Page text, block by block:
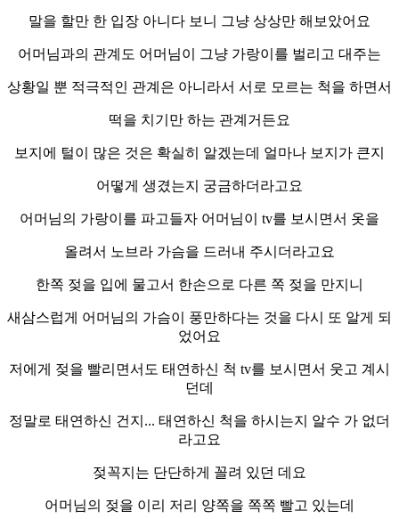
말을 할만 한 입장 아니다 보니 그냥 상상만 해보았어요
어머님과의 관계도 어머님이 그냥 가랑이를 벌리고 대주는
상황일 뿐 적극적인 관계은 아니라서 서로 모르는 척을 하면서
떡을 치기만 하는 관계거든요
보지에 털이 많은 것은 확실히 알겠는데 얼마나 보지가 큰지
어떻게 생겼는지 궁금하더라고요
어머님의 가랑이를 파고들자 어머님이 tv를 보시면서 옷을
올려서 노브라 가슴을 드러내 주시더라고요
한쪽 젖을 입에 물고서 한손으로 다른 쪽 젖을 만지니
새삼스럽게 어머님의 가슴이 풍만하다는 것을 다시 또 알게 되
었어요
저에게 젖을 빨리면서도 태연하신 척 tv를 보시면서 웃고 계시
던데
정말로 태연하신 건지... 태연하신 척을 하시는지 알수 가 없더
라고요
젖꼭지는 단단하게 꼴려 있던 데요
어머님의 젖을 이리 저리 양쪽을 쪽쪽 빨고 있는데